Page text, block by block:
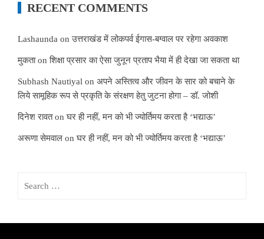
RECENT COMMENTS
Lashaunda onउत्तराखंड में लोकपर्व ईगास-बग्वाल पर रहेगा अवकाश
मुकताonशिक्षा प्रसार का ऐसा जुनून प्रताप भैया में ही देखा जा सकता था
Subhash Nautiyal on अपने अस्तित्व और जीवन के सार को बचाने के
लिये सामूहिक रूप से प्रकृति के संरक्षण हेतु जुटना होगा – डॉ. जोशी
दिनेश रावतonघर ही नहीं, मन को भी ज्योर्तिमय करता है ‘भद्याऊ’
अरूणा सेमवाल onघर ही नहीं, मन को भी ज्योर्तिमय करता है ‘भद्याऊ’